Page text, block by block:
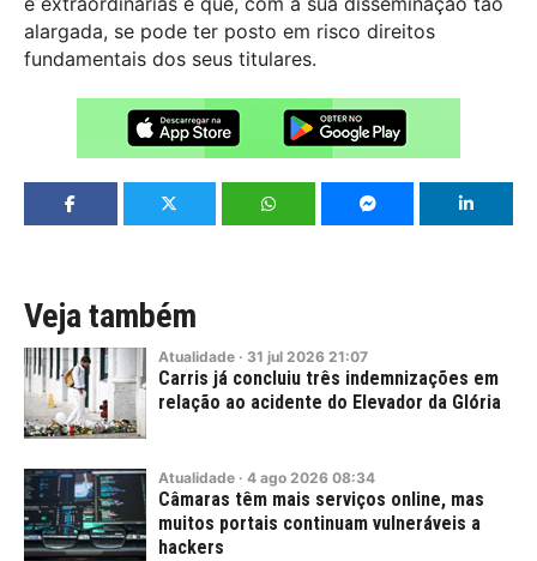
alargada, se pode ter posto em risco direitos
fundamentais dos seus titulares.
Veja também
Atualidade · 31 jul 2026 21:07
Carris já concluiu três indemnizações em
relação ao acidente do Elevador da Glória
Atualidade · 4 ago 2026 08:34
Câmaras têm mais serviços online, mas
muitos portais continuam vulneráveis a
hackers